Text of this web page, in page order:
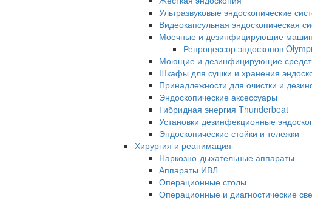
Ультразвуковые эндоскопические
Видеокапсульная эндоскопическая
Моечные и дезинфицирующие
Репроцессор эндоскопов
Моющие и дезинфицирующие
Шкафы для сушки и хранения
Принадлежности для очистки и
Эндоскопические аксессуары
Гибридная энергия Thunderbeat
Установки дезинфекционные
Эндоскопические стойки и тележки
Хирургия и реанимация
Наркозно-дыхательные аппараты
Аппараты ИВЛ
Операционные столы
Операционные и диагностические